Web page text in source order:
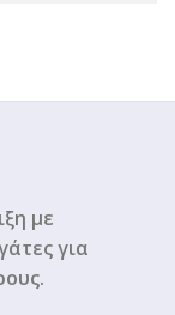
με
για